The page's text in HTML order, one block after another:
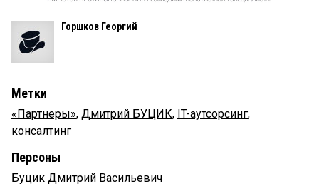
Горшков Георгий
Метки
«Партнеры», Дмитрий БУЦИК, IT-аутсорсинг,
консалтинг
Персоны
Буцик Дмитрий Васильевич